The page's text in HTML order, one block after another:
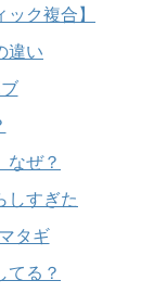
ク複合】
違い
なぜ？
しすぎた
タギ
てる？